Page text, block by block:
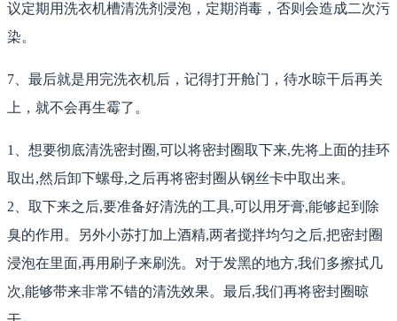
议定期用洗衣机槽清洗剂浸泡，定期消毒，否则会造成二次污
染。
7、最后就是用完洗衣机后，记得打开舱门，待水晾干后再关
上，就不会再生霉了。
1、想要彻底清洗密封圈,可以将密封圈取下来,先将上面的挂环
取出,然后卸下螺母,之后再将密封圈从钢丝卡中取出来。
2、取下来之后,要准备好清洗的工具,可以用牙膏,能够起到除
臭的作用。另外小苏打加上酒精,两者搅拌均匀之后,把密封圈
浸泡在里面,再用刷子来刷洗。对于发黑的地方,我们多擦拭几
次,能够带来非常不错的清洗效果。最后,我们再将密封圈晾